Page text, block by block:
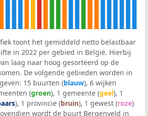
toont het gemiddeld netto belastbaar
in 2022 per gebied in België. Hierbij
laag naar hoog gesorteerd op de
De volgende gebieden worden in
15 buurten (blauw), 6 wijken
(groen), 1 gemeente (geel), 1
), 1 provincie (bruin), 1 gewest (roze)
wordt de buurt Bergenveld in